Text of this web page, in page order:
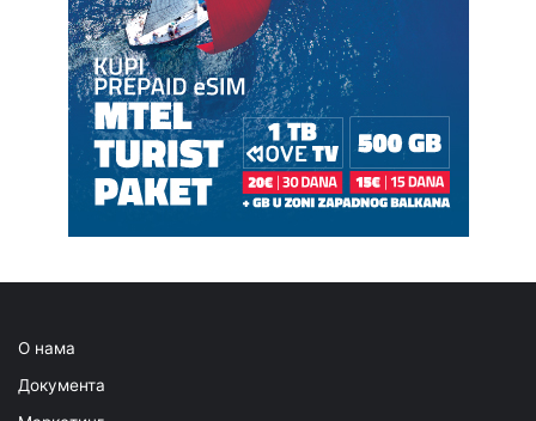
О нама
Документа